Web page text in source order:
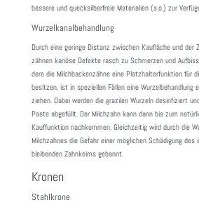
bessere und queck­sil­ber­freie Mate­ria­lien (s.o.) zur
Wurzelkanalbehandlung
Durch eine geringe Distanz zwischen Kaufläche und der
zähnen kariöse Defekte rasch zu Schmerzen und
dere die Milch­ba­cken­zähne eine Platz­halt­er­funk­tion für
besitzen, ist in spezi­ellen Fällen eine Wurzel­be­hand­lung
ziehen. Dabei werden die grazilen Wurzeln desin­fi­ziert
Paste abge­füllt. Der Milch­zahn kann dann bis zum
Kauf­funk­tion nach­kommen. Gleich­zeitig wird durch die
Milch­zahnes die Gefahr einer mögli­chen Schä­di­gung des
blei­benden Zahn­keims gebannt.
Kronen
Stahlkrone